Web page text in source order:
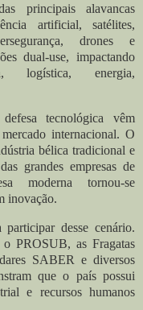
principais alavancas
artificial, satélites,
drones e
dual-use, impactando
logística, energia,
tecnológica vêm
internacional. O
bélica tradicional e
grandes empresas de
moderna tornou-se
inovação.
desse cenário.
PROSUB, as Fragatas
SABER e diversos
que o país possui
e recursos humanos